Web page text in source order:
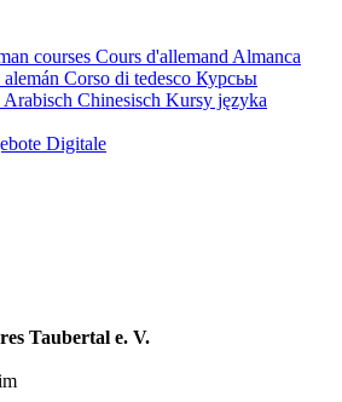
courses Cours d'allemand Almanca
Corso di tedesco Курсьы
Arabisch Chinesisch Kursy języka
Digitale
Taubertal e. V.